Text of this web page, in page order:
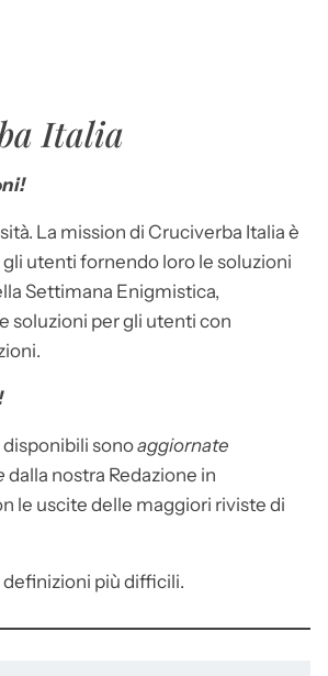
Italia
La mission di Cruciverba Italia è
utenti fornendo loro le soluzioni
Settimana Enigmistica,
soluzioni per gli utenti con
sonoaggiornate
dalla nostra Redazione in
le uscite delle maggiori riviste di
più difficili.